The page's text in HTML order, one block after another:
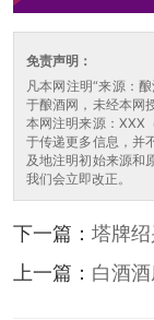
免责声明：
凡本网注明“来源：
于酿酒网，未经本网
本网注明来源：XXX
于传递更多信息，并
及地注明初始来源和
我们会立即改正。
下一篇： 塔牌
新发展优秀案例
上一篇： 白酒